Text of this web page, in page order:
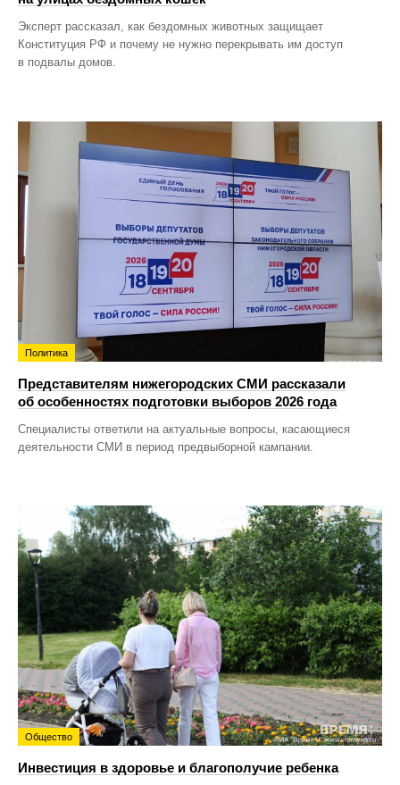
Эксперт рассказал, как бездомных животных защищает
Конституция РФ и почему не нужно перекрывать им доступ
в подвалы домов.
Политика
Представителям нижегородских СМИ рассказали
об особенностях подготовки выборов 2026 года
Специалисты ответили на актуальные вопросы, касающиеся
деятельности СМИ в период предвыборной кампании.
Общество
Инвестиция в здоровье и благополучие ребенка